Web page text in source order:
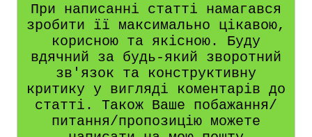
При написанні статті намагався
зробити її максимально цікавою,
корисною та якісною. Буду
вдячний за будь-який зворотний
зв'язок та конструктивну
критику у вигляді коментарів до
статті. Також Ваше побажання/
питання/пропозицію можете